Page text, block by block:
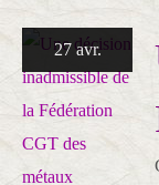
27 avr.